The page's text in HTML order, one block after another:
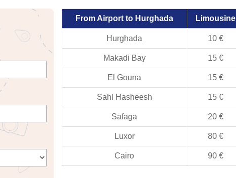
From Airport to Hurghada Limousine
Hurghada 10 €
Makadi Bay 15 €
El Gouna 15 €
Sahl Hasheesh 15 €
Safaga 20 €
Luxor 80 €
Cairo 90 €